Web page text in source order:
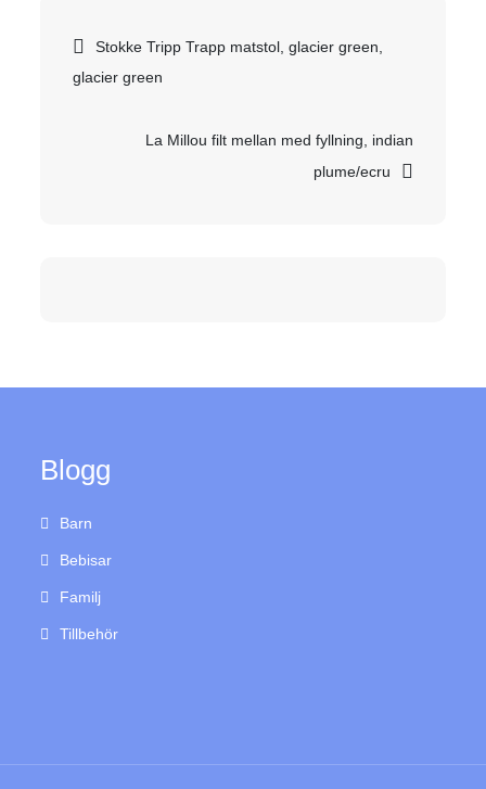
Inläggsnavigering
Stokke Tripp Trapp matstol, glacier green,
glacier green
La Millou filt mellan med fyllning, indian
plume/ecru
Blogg
Barn
Bebisar
Familj
Tillbehör